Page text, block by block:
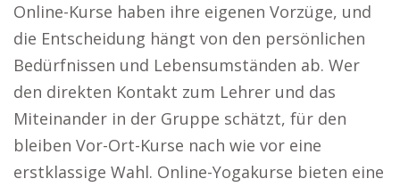
Online-Kurse haben ihre eigenen Vorzüge, und
die Entscheidung hängt von den persönlichen
Bedürfnissen und Lebensumständen ab. Wer
den direkten Kontakt zum Lehrer und das
Miteinander in der Gruppe schätzt, für den
bleiben Vor-Ort-Kurse nach wie vor eine
erstklassige Wahl. Online-Yogakurse bieten eine